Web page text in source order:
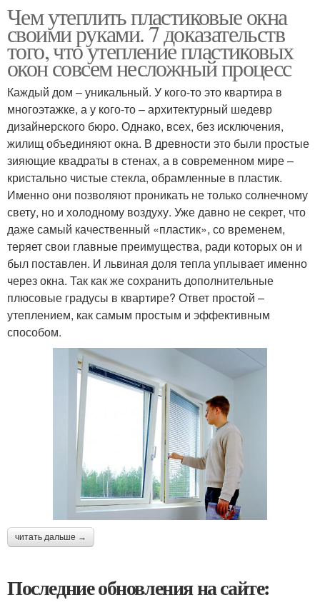
Чем утеплить пластиковые окна
своими руками. 7 доказательств
того, что утепление пластиковых
окон совсем несложный процесс
Каждый дом – уникальный. У кого-то это квартира в
многоэтажке, а у кого-то – архитектурный шедевр
дизайнерского бюро. Однако, всех, без исключения,
жилищ объединяют окна. В древности это были простые
зияющие квадраты в стенах, а в современном мире –
кристально чистые стекла, обрамленные в пластик.
Именно они позволяют проникать не только солнечному
свету, но и холодному воздуху. Уже давно не секрет, что
даже самый качественный «пластик», со временем,
теряет свои главные преимущества, ради которых он и
был поставлен. И львиная доля тепла уплывает именно
через окна. Так как же сохранить дополнительные
плюсовые градусы в квартире? Ответ простой –
утеплением, как самым простым и эффективным
способом.
читать дальше →
Последние обновления на сайте: